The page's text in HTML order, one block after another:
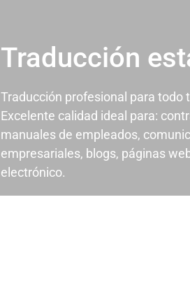
Traducción
Traducción profesional para todo
Excelente calidad ideal para:
manuales de empleados,
empresariales, blogs, páginas
electrónico.